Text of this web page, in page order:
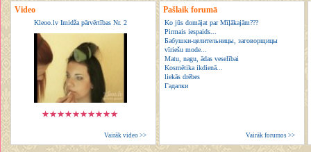
Video
Kleoo.lv Imidža pārvērtības Nr. 2
Vairāk video >>
Pašlaik forumā
Ko jūs domājat par Mīļākajām???
Pirmais iespaids...
Бабушки-целительницы, заговорщицы
vīriešu mode...
Matu, nagu, ādas veselībai
Kosmētika ikdienā...
liekās drēbes
Гадалки
Vairāk forumos >>